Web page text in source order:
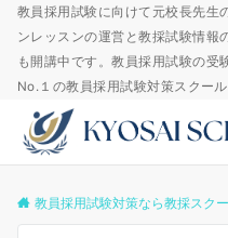
教員採用試験に向けて元校長先生
ンレッスンの運営と教採試験情報
も開講中です。教員採用試験の受
No.１の教員採用試験対策スクー
教員採用試験対策なら教採スク